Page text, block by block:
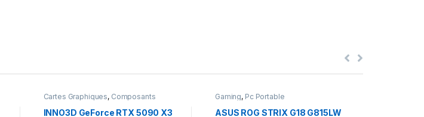
Cartes Graphiques, Composants
NVIDIA
INNO3D GeForce RTX 5090 X3
Gaming, Pc Portable
ASUS ROG STRIX G18 G815LW